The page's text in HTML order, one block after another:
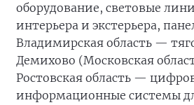
оборудование, световые
интерьера и экстерьера,
Владимирская область —
Демихово (Московская
Ростовская область —
информационные системы